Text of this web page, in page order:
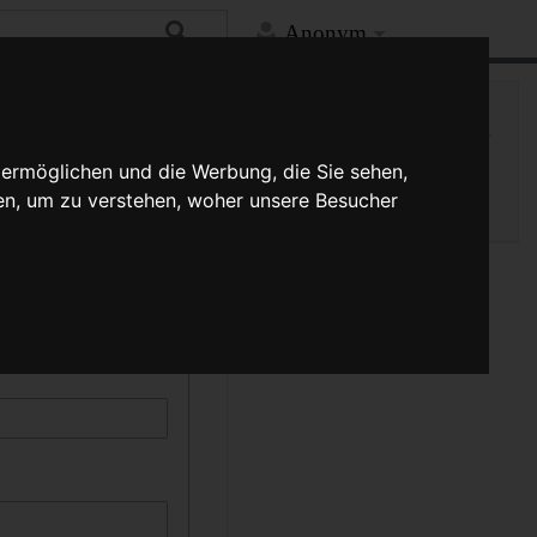
und die Werbung, die Sie sehen,
um zu verstehen, woher unsere Besucher
Anonym
durch die Auswahl
muss
Spezialseite
Druckversion